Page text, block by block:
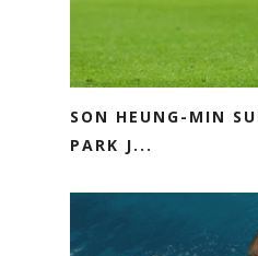
SON HEUNG-MIN
PARK J...